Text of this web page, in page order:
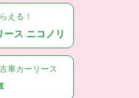
える！
ース ニコノリ
車カーリース